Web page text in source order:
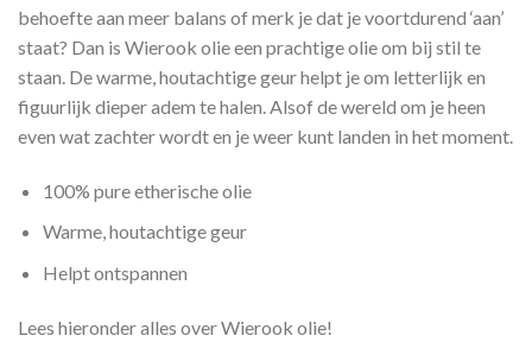
behoefte aan meer balans of merk je dat je voortdurend ‘aan’
staat? Dan is Wierook olie een prachtige olie om bij stil te
staan. De warme, houtachtige geur helpt je om letterlijk en
figuurlijk dieper adem te halen. Alsof de wereld om je heen
even wat zachter wordt en je weer kunt landen in het moment.
100% pure etherische olie
Warme, houtachtige geur
Helpt ontspannen
Lees hieronder alles over Wierook olie!